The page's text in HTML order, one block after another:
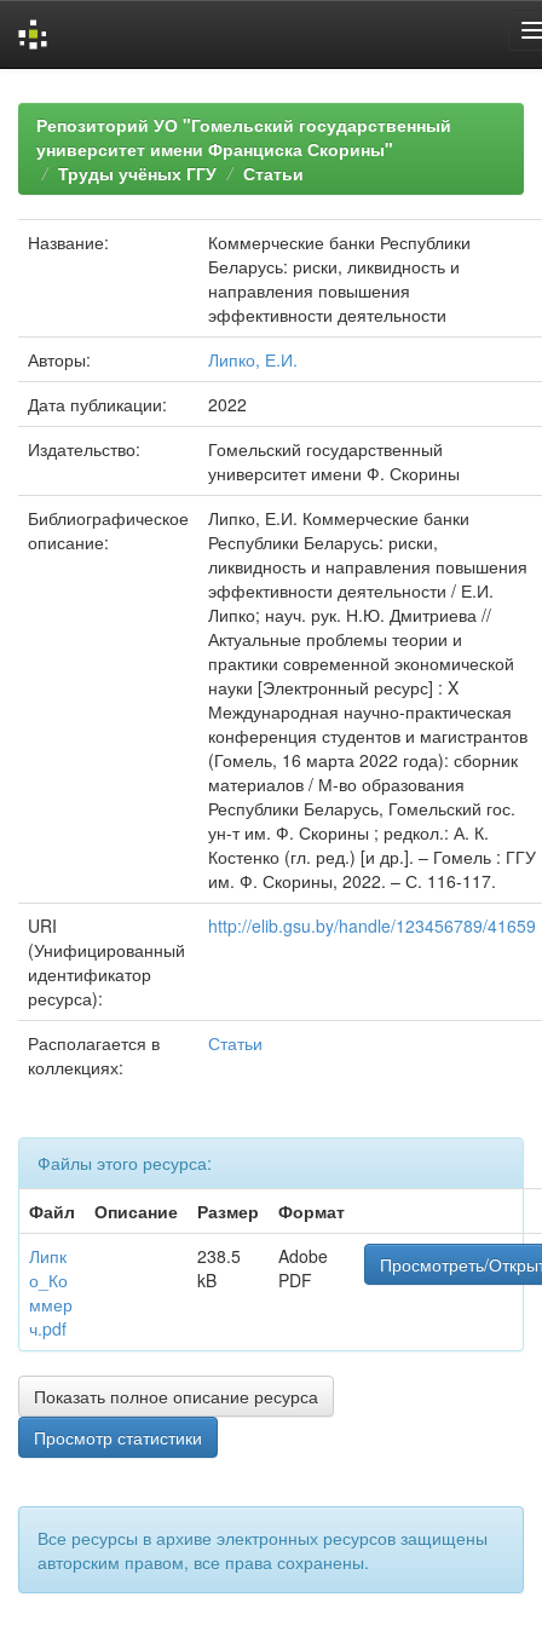
navigationРепозиторий УО "Гомельский государственный
университет имени Франциска Скорины"
Труды учёных ГГУ
Статьи
Название:
Коммерческие банки Республики
Беларусь: риски, ликвидность и
направления повышения
эффективности деятельности
Авторы:
Липко, Е.И.
Дата публикации:
2022
Издательство:
Гомельский государственный
университет имени Ф. Скорины
Библиографическое
описание:
Липко, Е.И. Коммерческие банки
Республики Беларусь: риски,
ликвидность и направления повышения
эффективности деятельности / Е.И.
Липко; науч. рук. Н.Ю. Дмитриева //
Актуальные проблемы теории и
практики современной экономической
науки [Электронный ресурс] : X
Международная научно-практическая
конференция студентов и магистрантов
(Гомель, 16 марта 2022 года): сборник
материалов / М-во образования
Республики Беларусь, Гомельский гос.
ун-т им. Ф. Скорины ; редкол.: А. К.
Костенко (гл. ред.) [и др.]. – Гомель : ГГУ
им. Ф. Скорины, 2022. – С. 116-117.
URI
(Унифицированный
идентификатор
ресурса):
http://elib.gsu.by/handle/123456789/41659
Располагается в
коллекциях:
Статьи
Файлы этого ресурса:
Файл
Описание Размер
Формат
Липк
о_Ко
ммер
ч.pdf
238.5
kB
Adobe
PDF
Просмотреть/
Показать полное описание ресурса
Просмотр статистики
Все ресурсы в архиве электронных ресурсов защищены
авторским правом, все права сохранены.